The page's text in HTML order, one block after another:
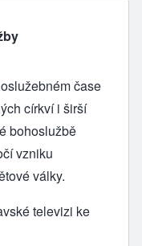
čase
církví i širší
bohoslužbě
vzniku
války.
televizi ke